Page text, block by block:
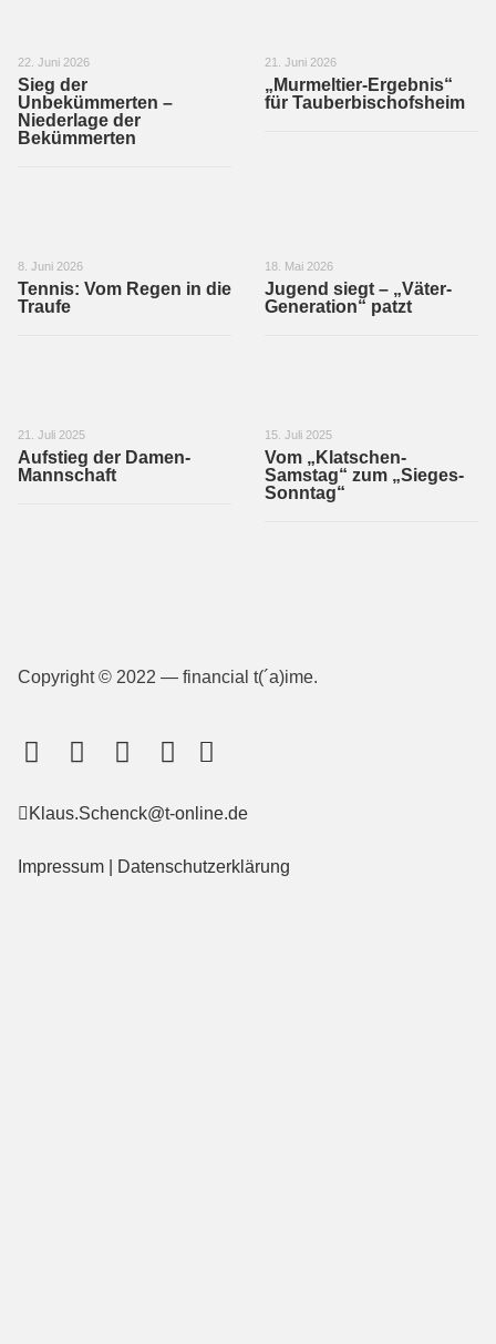
22. Juni 2026
Sieg der
Unbekümmerten –
Niederlage der
Bekümmerten
21. Juni 2026
„Murmeltier-Ergebnis“
für Tauberbischofsheim
8. Juni 2026
Tennis: Vom Regen in die
Traufe
18. Mai 2026
Jugend siegt – „Väter-
Generation“ patzt
21. Juli 2025
Aufstieg der Damen-
Mannschaft
15. Juli 2025
Vom „Klatschen-
Samstag“ zum „Sieges-
Sonntag“
Copyright © 2022 — financial t(´a)ime.
Klaus.Schenck@t-online.de
Impressum Datenschutzerklärung